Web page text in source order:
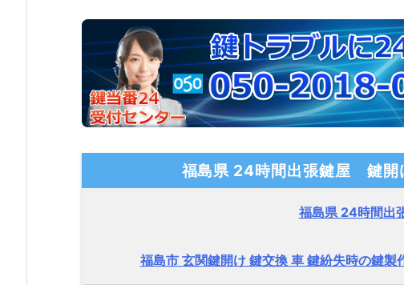
け
要
請
対
事
島
福島県 24時間出張鍵屋 鍵開
福島県 24時間出
福島市 玄関鍵開け 鍵交換 車 鍵紛失時の鍵